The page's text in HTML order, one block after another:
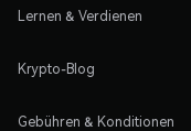
Lernen & Verdienen
Krypto-Blog
Gebühren & Konditionen